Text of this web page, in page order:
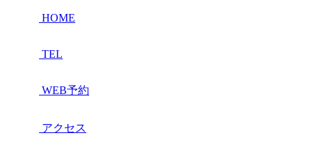
HOME
TEL
WEB予約
アクセス